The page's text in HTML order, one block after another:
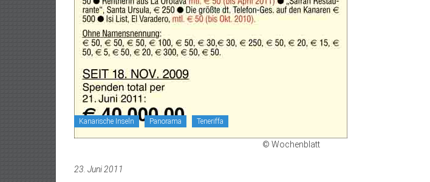
Kanarische Inseln Panorama Teneriffa
© Wochenblatt
23. Juni 2011